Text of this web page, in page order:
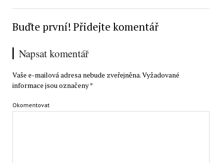
Buďte první! Přidejte komentář
Napsat komentář
Vaše e-mailová adresa nebude zveřejněna.Vyžadované
informace jsou označeny*
Okomentovat